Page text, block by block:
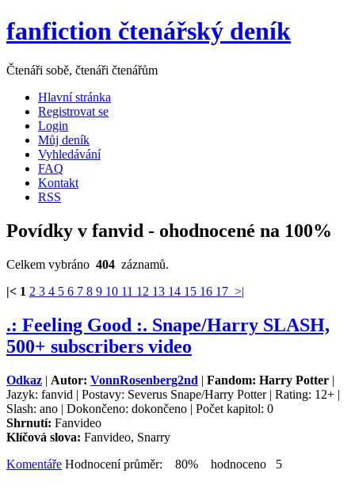
fanfiction čtenářský deník
Čtenáři sobě, čtenáři čtenářům
Hlavní stránka
Registrovat se
Login
Můj deník
Vyhledávání
FAQ
Kontakt
RSS
Povídky v fanvid - ohodnocené na 100%
Celkem vybráno 404 záznamů.
|< 1 2 3 4 5 6 7 8 9 10 11 12 13 14 15 16 17 >|
.: Feeling Good :. Snape/Harry SLASH,
500+ subscribers video
Odkaz | Autor: VonnRosenberg2nd | Fandom: Harry Potter |
Jazyk: fanvid | Postavy: Severus Snape/Harry Potter | Rating: 12+ |
Slash: ano | Dokončeno: dokončeno | Počet kapitol: 0
Shrnutí: Fanvideo
Klíčová slova: Fanvideo, Snarry
Komentáře Hodnocení průměr: 80% hodnoceno 5